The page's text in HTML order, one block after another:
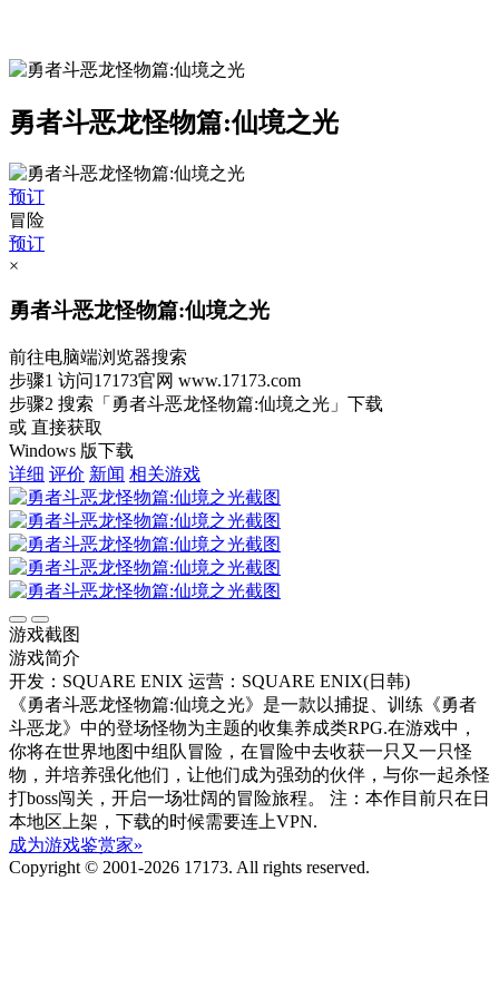
勇者斗恶龙怪物篇:仙境之光
预订
冒险
预订
×
勇者斗恶龙怪物篇:仙境之光
前往电脑端浏览器搜索
步骤1 访问17173官网 www.17173.com
步骤2 搜索 「勇者斗恶龙怪物篇:仙境之光」 下载
或 直接获取
Windows 版下载
详细 评价 新闻 相关游戏
游戏截图
游戏简介
开发：SQUARE ENIX 运营：SQUARE ENIX(日韩)
《勇者斗恶龙怪物篇:仙境之光》是一款以捕捉、训练《勇者
斗恶龙》中的登场怪物为主题的收集养成类RPG.在游戏中，
你将在世界地图中组队冒险，在冒险中去收获一只又一只怪
物，并培养强化他们，让他们成为强劲的伙伴，与你一起杀怪
打boss闯关，开启一场壮阔的冒险旅程。 注：本作目前只在日
本地区上架，下载的时候需要连上VPN.
成为游戏鉴赏家»
Copyright © 2001-2026 17173. All rights reserved.